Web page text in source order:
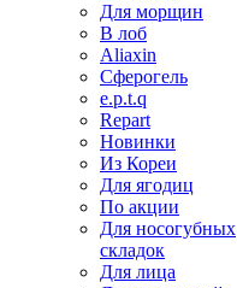
Для морщин
В лоб
Aliaxin
Сферогель
e.p.t.q
Repart
Новинки
Из Кореи
Для ягодиц
По акции
Для носогубных
складок
Для лица